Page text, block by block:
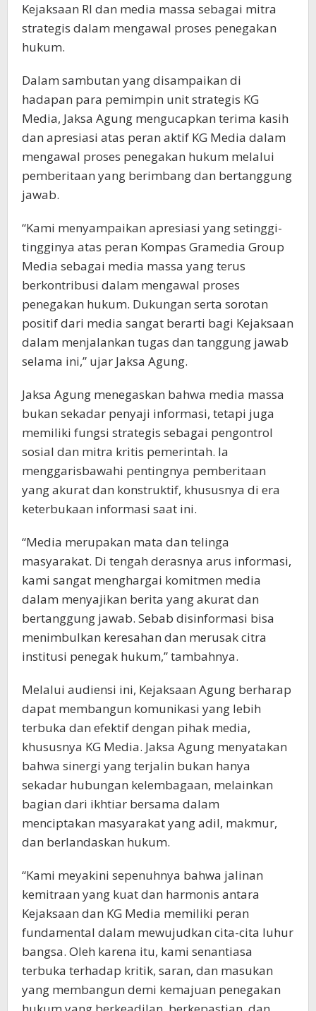
Kejaksaan RI dan media massa sebagai mitra
strategis dalam mengawal proses penegakan
hukum.
Dalam sambutan yang disampaikan di
hadapan para pemimpin unit strategis KG
Media, Jaksa Agung mengucapkan terima kasih
dan apresiasi atas peran aktif KG Media dalam
mengawal proses penegakan hukum melalui
pemberitaan yang berimbang dan bertanggung
jawab.
“Kami menyampaikan apresiasi yang setinggi-
tingginya atas peran Kompas Gramedia Group
Media sebagai media massa yang terus
berkontribusi dalam mengawal proses
penegakan hukum. Dukungan serta sorotan
positif dari media sangat berarti bagi Kejaksaan
dalam menjalankan tugas dan tanggung jawab
selama ini,” ujar Jaksa Agung.
Jaksa Agung menegaskan bahwa media massa
bukan sekadar penyaji informasi, tetapi juga
memiliki fungsi strategis sebagai pengontrol
sosial dan mitra kritis pemerintah. Ia
menggarisbawahi pentingnya pemberitaan
yang akurat dan konstruktif, khususnya di era
keterbukaan informasi saat ini.
“Media merupakan mata dan telinga
masyarakat. Di tengah derasnya arus informasi,
kami sangat menghargai komitmen media
dalam menyajikan berita yang akurat dan
bertanggung jawab. Sebab disinformasi bisa
menimbulkan keresahan dan merusak citra
institusi penegak hukum,” tambahnya.
Melalui audiensi ini, Kejaksaan Agung berharap
dapat membangun komunikasi yang lebih
terbuka dan efektif dengan pihak media,
khususnya KG Media. Jaksa Agung menyatakan
bahwa sinergi yang terjalin bukan hanya
sekadar hubungan kelembagaan, melainkan
bagian dari ikhtiar bersama dalam
menciptakan masyarakat yang adil, makmur,
dan berlandaskan hukum.
“Kami meyakini sepenuhnya bahwa jalinan
kemitraan yang kuat dan harmonis antara
Kejaksaan dan KG Media memiliki peran
fundamental dalam mewujudkan cita-cita luhur
bangsa. Oleh karena itu, kami senantiasa
terbuka terhadap kritik, saran, dan masukan
yang membangun demi kemajuan penegakan